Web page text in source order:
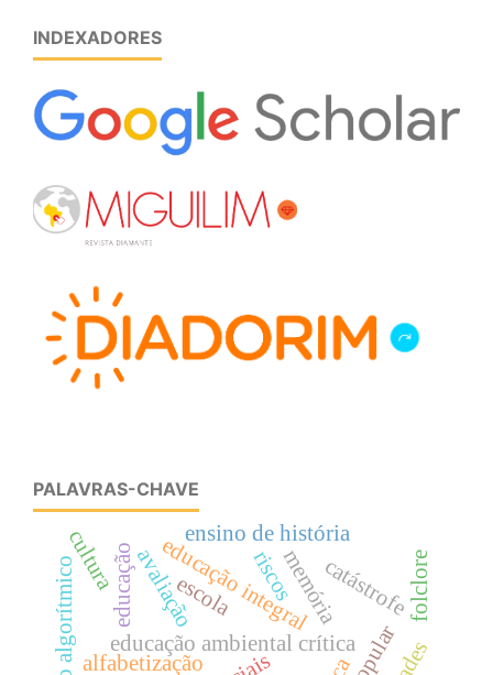
INDEXADORES
PALAVRAS-CHAVE
educação ambiental crítica
educação integral
avaliação
alfabetização
memória
educação escola
ensino de história
catástrofefolclore
cultura riscos